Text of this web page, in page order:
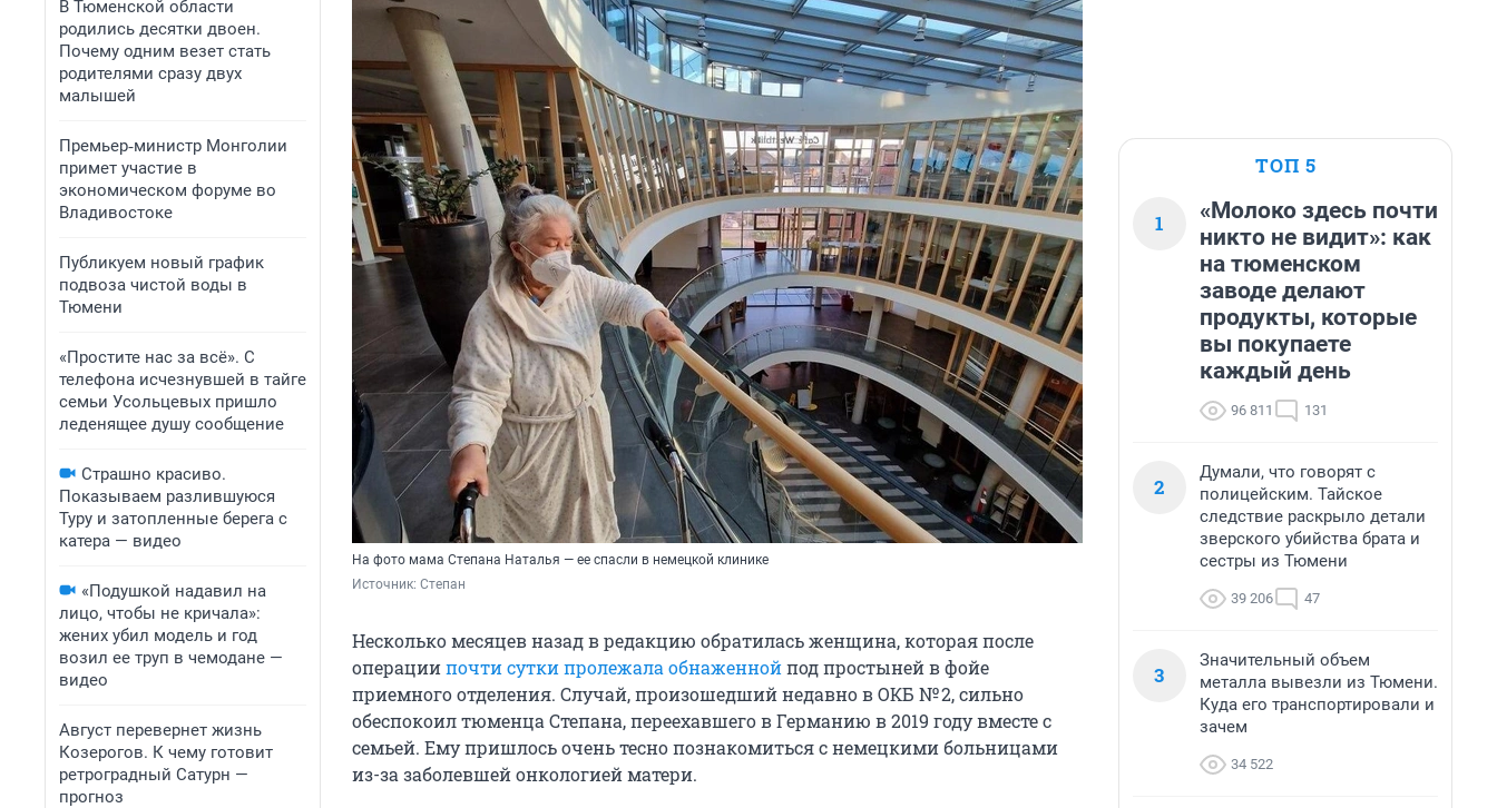
В Тюменской области
родились десятки двоен.
Почему одним везет стать
родителями сразу двух
малышей
Премьер‑министр Монголии
примет участие в
экономическом форуме во
Владивостоке
Публикуем новый график
подвоза чистой воды в
Тюмени
«Простите нас за всё». С
телефона исчезнувшей в тайге
семьи Усольцевых пришло
леденящее душу сообщение
Страшно красиво.
Показываем разлившуюся
Туру и затопленные берега с
катера — видео
«Подушкой надавил на
лицо, чтобы не кричала»:
жених убил модель и год
возил ее труп в чемодане —
видео
Август перевернет жизнь
Козерогов. К чему готовит
ретроградный Сатурн —
прогноз
На фото мама Степана Наталья — ее спасли в немецкой клинике
Источник: Степан
Несколько месяцев назад в редакцию обратилась женщина, которая после
операциипочти сутки пролежала обнаженнойпод простыней в фойе
приемного отделения. Случай, произошедший недавно в ОКБ № 2, сильно
обеспокоил тюменца Степана, переехавшего в Германию в 2019 году вместе с
семьей. Ему пришлось очень тесно познакомиться с немецкими больницами
из-за заболевшей онкологией матери.
ТОП 5
1
«Молоко здесь почти
никто не видит»: как
на тюменском
заводе делают
продукты, которые
вы покупаете
каждый день
96 811 131
2
Думали, что говорят с
полицейским. Тайское
следствие раскрыло детали
зверского убийства брата и
сестры из Тюмени
39 206 47
3
Значительный объем
металла вывезли из Тюмени.
Куда его транспортировали и
зачем
34 522